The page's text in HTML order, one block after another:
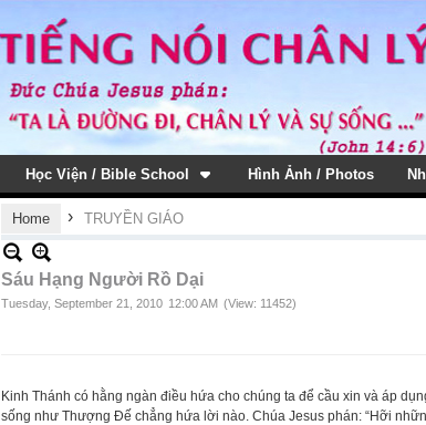
Học Viện / Bible School Hình Ảnh / Photos
Home › TRUYỀN GIÁO
Sáu Hạng Người Rồ Dại
Tuesday, September 21, 2010 12:00 AM (View: 11452)
Kinh Thánh có hằng ngàn điều hứa cho chúng ta để cầu xin và áp
sống như Thượng Đế chẳng hứa lời nào. Chúa Jesus phán: “Hỡi